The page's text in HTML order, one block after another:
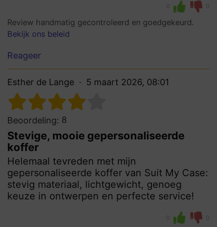
0 0
Review handmatig gecontroleerd en goedgekeurd.
Bekijk ons beleid
Reageer
Esther de Lange 5 maart 2026, 08:01
Beoordeling: 8
Stevige, mooie gepersonaliseerde
koffer
Helemaal tevreden met mijn
gepersonaliseerde koffer van Suit My Case:
stevig materiaal, lichtgewicht, genoeg
keuze in ontwerpen en perfecte service!
0 0